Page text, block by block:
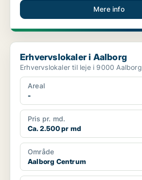
Mere info
Erhvervslokaler i Aalborg
Erhvervslokaler i Aalborg
Erhvervslokaler til leje i 9000 Aalborg
Areal
-
Pris pr. md.
Ca. 2.500 pr md
Område
Aalborg Centrum